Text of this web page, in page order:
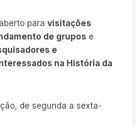
para visitações
de grupos e
e
na História da
de segunda a sexta-